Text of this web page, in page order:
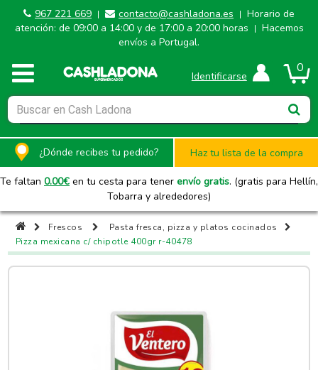
967 221 669 | contacto@cashladona.es | Horario de
atención: de 09:00 a 14:00 y de 17:00 a 20:00 horas
| Hacemos
envíos a Portugal.
0
Identificarse
¿Dónde recibes tu pedido? Haz tu lista de la compra
Te faltan 0.00€ en tu cesta para tener envío gratis. (gratis para Hellín,
Tobarra y alrededores)
Frescos
Pasta fresca, pizza y platos cocinados
Pizza mexicana c/ chipotle 400gr r-40478